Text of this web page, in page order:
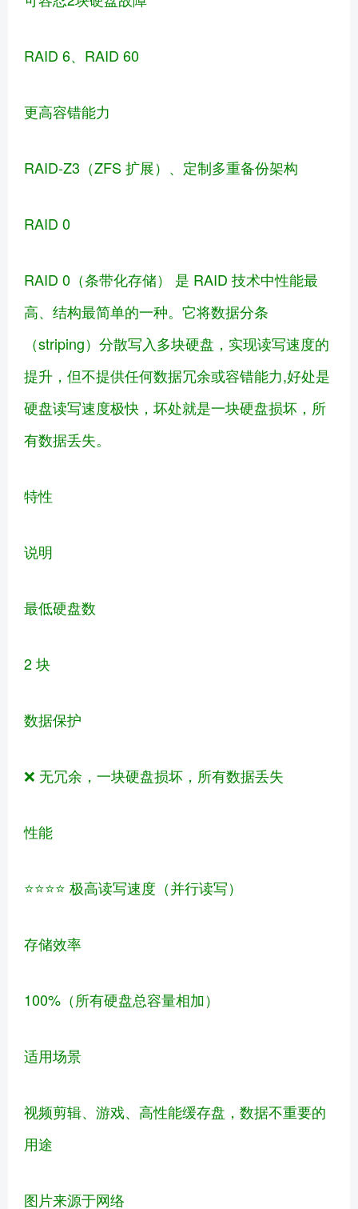
RAID 6、RAID 60
更高容错能力
RAID-Z3（ZFS 扩展）、定制多重备份架构
RAID 0
RAID 0（条带化存储） 是 RAID 技术中性能最
高、结构最简单的一种。它将数据分条
（striping）分散写入多块硬盘，实现读写速度的
提升，但不提供任何数据冗余或容错能力,好处是
硬盘读写速度极快，坏处就是一块硬盘损坏，所
有数据丢失。
特性
说明
最低硬盘数
2 块
数据保护
❌ 无冗余，一块硬盘损坏，所有数据丢失
性能
⭐⭐⭐⭐ 极高读写速度（并行读写）
存储效率
100%（所有硬盘总容量相加）
适用场景
视频剪辑、游戏、高性能缓存盘，数据不重要的
用途
图片来源于网络